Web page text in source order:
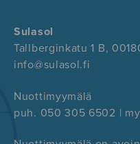
Sulasol
Tallberginkatu 1 B,
info@sulasol.fi
Nuottimyymälä
puh. 050 305 6502 |